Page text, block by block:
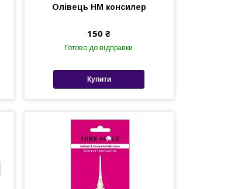
Олівець НМ консилер
150 ₴
Готово до відправки
Купити